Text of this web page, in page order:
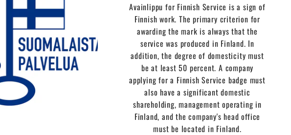
Avainlippu for Finnish Service is a sign of
Finnish work. The primary criterion for
awarding the mark is always that the
service was produced in Finland. In
addition, the degree of domesticity must
be at least 50 percent. A company
applying for a Finnish Service badge must
also have a significant domestic
shareholding, management operating in
Finland, and the company's head office
must be located in Finland.